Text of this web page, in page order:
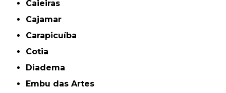
Caieiras
Cajamar
Carapicuíba
Cotia
Diadema
Embu das Artes